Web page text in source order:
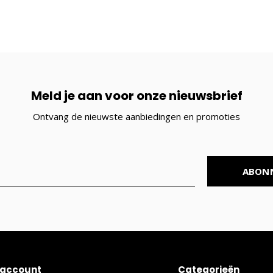
Meld je aan voor onze nieuwsbrief
Ontvang de nieuwste aanbiedingen en promoties
Categorieën